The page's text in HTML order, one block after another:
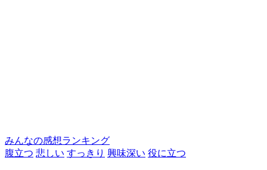
みんなの感想ランキング
腹立つ 悲しい すっきり 興味深い 役に立つ